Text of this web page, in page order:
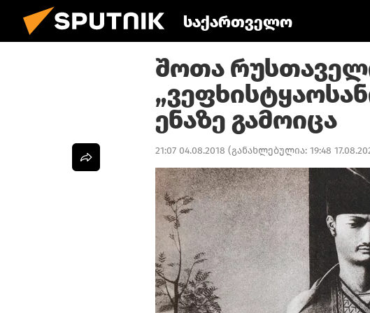
საქართველო
შოთა
ენაზე გამოიცა
21:07 04.08.2018 (განახლებულია: 19:48